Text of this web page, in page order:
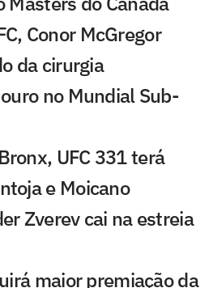
Conor McGregor
da cirurgia
no Mundial Sub-
UFC 331 terá
e Moicano
Zverev cai na estreia
maior premiação da